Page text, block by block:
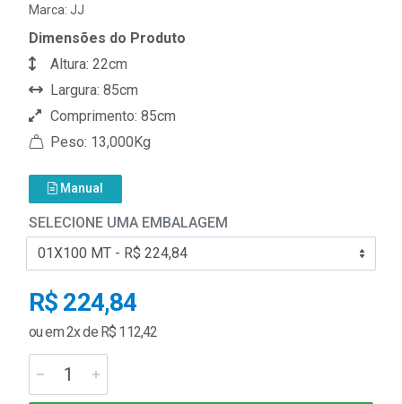
Marca: JJ
Dimensões do Produto
Altura: 22cm
Largura: 85cm
Comprimento: 85cm
Peso: 13,000Kg
Manual
SELECIONE UMA EMBALAGEM
R$ 224,84
ou em 2x de R$ 112,42